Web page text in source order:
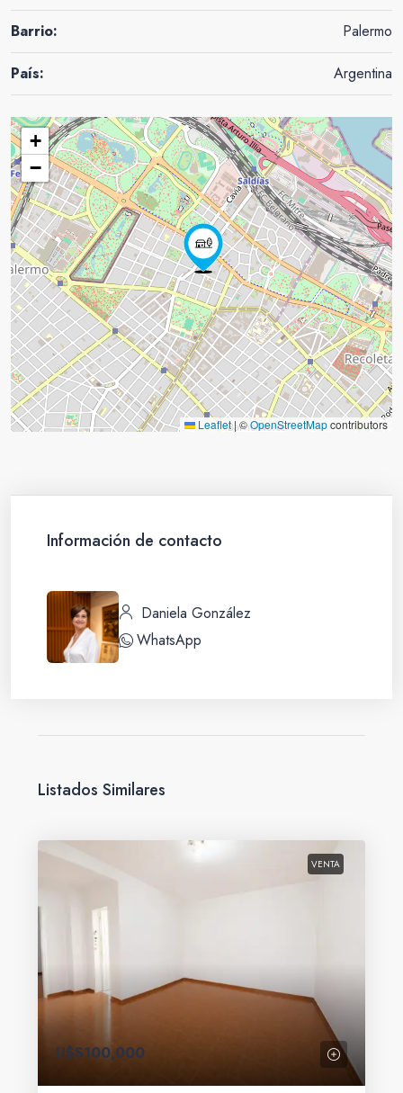
Barrio: Palermo
País: Argentina
+
−
Leaflet |©OpenStreetMapcontributors
Información de contacto
Daniela González
WhatsApp
Listados Similares
VENTA
U$S100,000